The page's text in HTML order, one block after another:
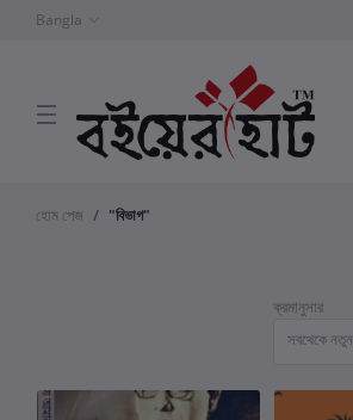
Bangla
হোম পেজ "বিভাগ"
ক্রমানুসার
সবথেকে নতুন